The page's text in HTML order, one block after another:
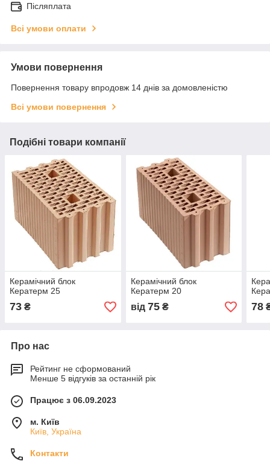
Післяплата
Всі умови оплати
Умови повернення
Повернення товару впродовж 14 днів за домовленістю
Всі умови повернення
Подібні товари компанії
Керамічний блок
Кератерм 25
73 ₴
Керамічний блок
Кератерм 20
від 75₴ 78
Про нас
Рейтинг не сформований
Менше 5 відгуків за останній рік
Працює з 06.09.2023
м. Київ
Київ, Україна
Контакти